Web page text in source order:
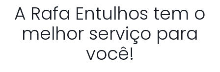
A Rafa Entulhos tem o
melhor serviço para
você!